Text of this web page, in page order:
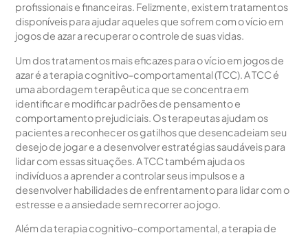
profissionais e financeiras. Felizmente, existem tratamentos
disponíveis para ajudar aqueles que sofrem com o vício em
jogos de azar a recuperar o controle de suas vidas.
Um dos tratamentos mais eficazes para o vício em jogos de
azar é a terapia cognitivo-comportamental (TCC). A TCC é
uma abordagem terapêutica que se concentra em
identificar e modificar padrões de pensamento e
comportamento prejudiciais. Os terapeutas ajudam os
pacientes a reconhecer os gatilhos que desencadeiam seu
desejo de jogar e a desenvolver estratégias saudáveis para
lidar com essas situações. A TCC também ajuda os
indivíduos a aprender a controlar seus impulsos e a
desenvolver habilidades de enfrentamento para lidar com o
estresse e a ansiedade sem recorrer ao jogo.
Além da terapia cognitivo-comportamental, a terapia de